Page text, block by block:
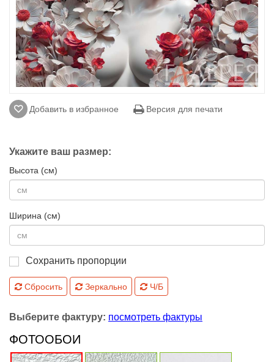
Добавить в избранное Версия для печати
Укажите ваш размер:
Высота (см)
Ширина (см)
Сохранить пропорции
Сбросить Зеркально Ч/Б
Выберите фактуру: посмотреть фактуры
ФОТООБОИ